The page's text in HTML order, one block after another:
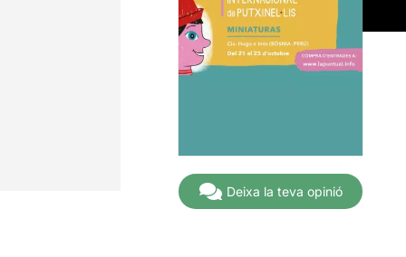
Deixa la teva opinió